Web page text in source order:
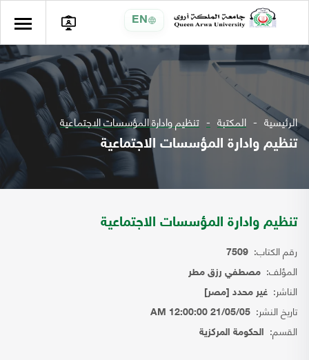
EN
الرئيسية المكتبة تنظيم وادارة المؤسسات الاجتماعية
تنظيم وادارة المؤسسات الاجتماعية
تنظيم وادارة المؤسسات الاجتماعية
رقم الكتاب: 7509
المؤلف: مصطفي رزق مطر
الناشر: غير محدد [مصر]
تاريخ النشر: 21/05/05 12:00:00 AM
القسم: الحكومة المركزية